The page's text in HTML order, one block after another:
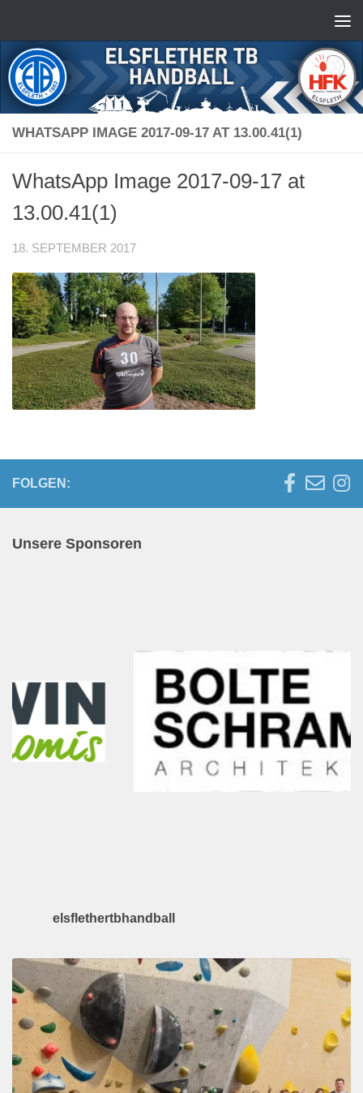
WHATSAPP IMAGE 2017-09-17 AT 13.00.41(1)
WhatsApp Image 2017-09-17 at
13.00.41(1)
18. SEPTEMBER 2017
FOLGEN:
Unsere Sponsoren
elsflethertbhandball